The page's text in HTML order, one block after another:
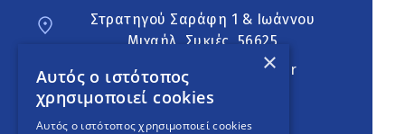
Στρατηγού Σαράφη 1 & Ιωάννου
Μιχαήλ, Συκιές, 56625
neapoli.sykies@ddt.gov.gr
Ακολουθήστε
×
Αυτός ο ιστότοπος
χρησιμοποιεί cookies
Αυτός ο ιστότοπος χρησιμοποιεί cookies